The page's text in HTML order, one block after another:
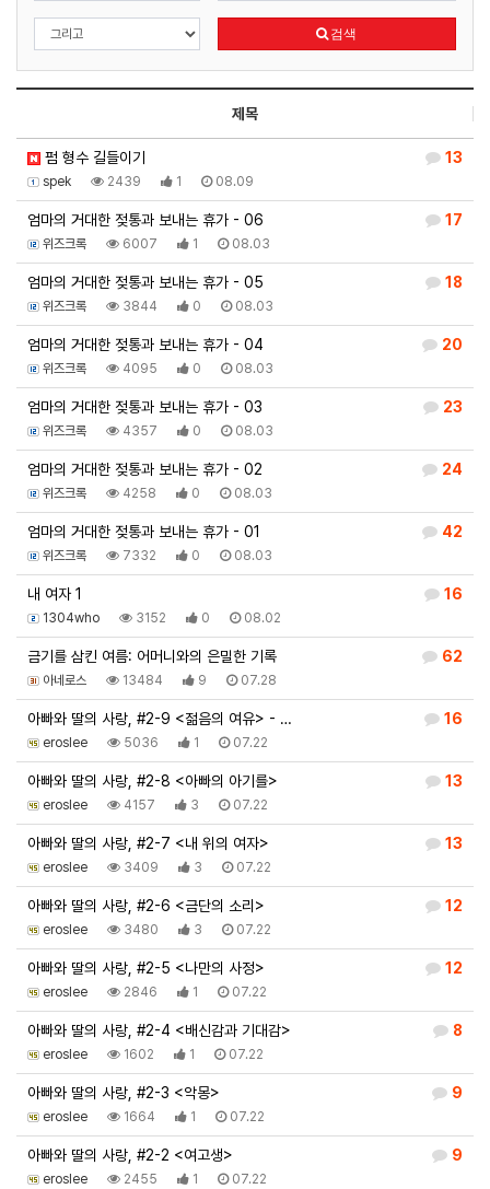
검색
제목
13
펌 형수 길들이기
spek 2439 1 08.09
17
엄마의 거대한 젖통과 보내는 휴가 - 06
위즈크록 6007 1 08.03
18
엄마의 거대한 젖통과 보내는 휴가 - 05
위즈크록 3844 0 08.03
20
엄마의 거대한 젖통과 보내는 휴가 - 04
위즈크록 4095 0 08.03
23
엄마의 거대한 젖통과 보내는 휴가 - 03
위즈크록 4357 0 08.03
24
엄마의 거대한 젖통과 보내는 휴가 - 02
위즈크록 4258 0 08.03
42
엄마의 거대한 젖통과 보내는 휴가 - 01
위즈크록 7332 0 08.03
16
내 여자 1
1304who 3152 0 08.02
62
금기를 삼킨 여름: 어머니와의 은밀한 기록
아네로스 13484 9 07.28
16
아빠와 딸의 사랑, #2-9 <젊음의 여유> - …
eroslee 5036 1 07.22
13
아빠와 딸의 사랑, #2-8 <아빠의 아기를>
eroslee 4157 3 07.22
13
아빠와 딸의 사랑, #2-7 <내 위의 여자>
eroslee 3409 3 07.22
12
아빠와 딸의 사랑, #2-6 <금단의 소리>
eroslee 3480 3 07.22
12
아빠와 딸의 사랑, #2-5 <나만의 사정>
eroslee 2846 1 07.22
8
아빠와 딸의 사랑, #2-4 <배신감과 기대감>
eroslee 1602 1 07.22
9
아빠와 딸의 사랑, #2-3 <악몽>
eroslee 1664 1 07.22
9
아빠와 딸의 사랑, #2-2 <여고생>
eroslee 2455 1 07.22